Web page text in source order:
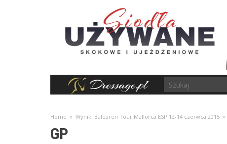
Home » Wyniki Balearen Tour Mallorca ESP 12-14 czerwca 2015 »
GP